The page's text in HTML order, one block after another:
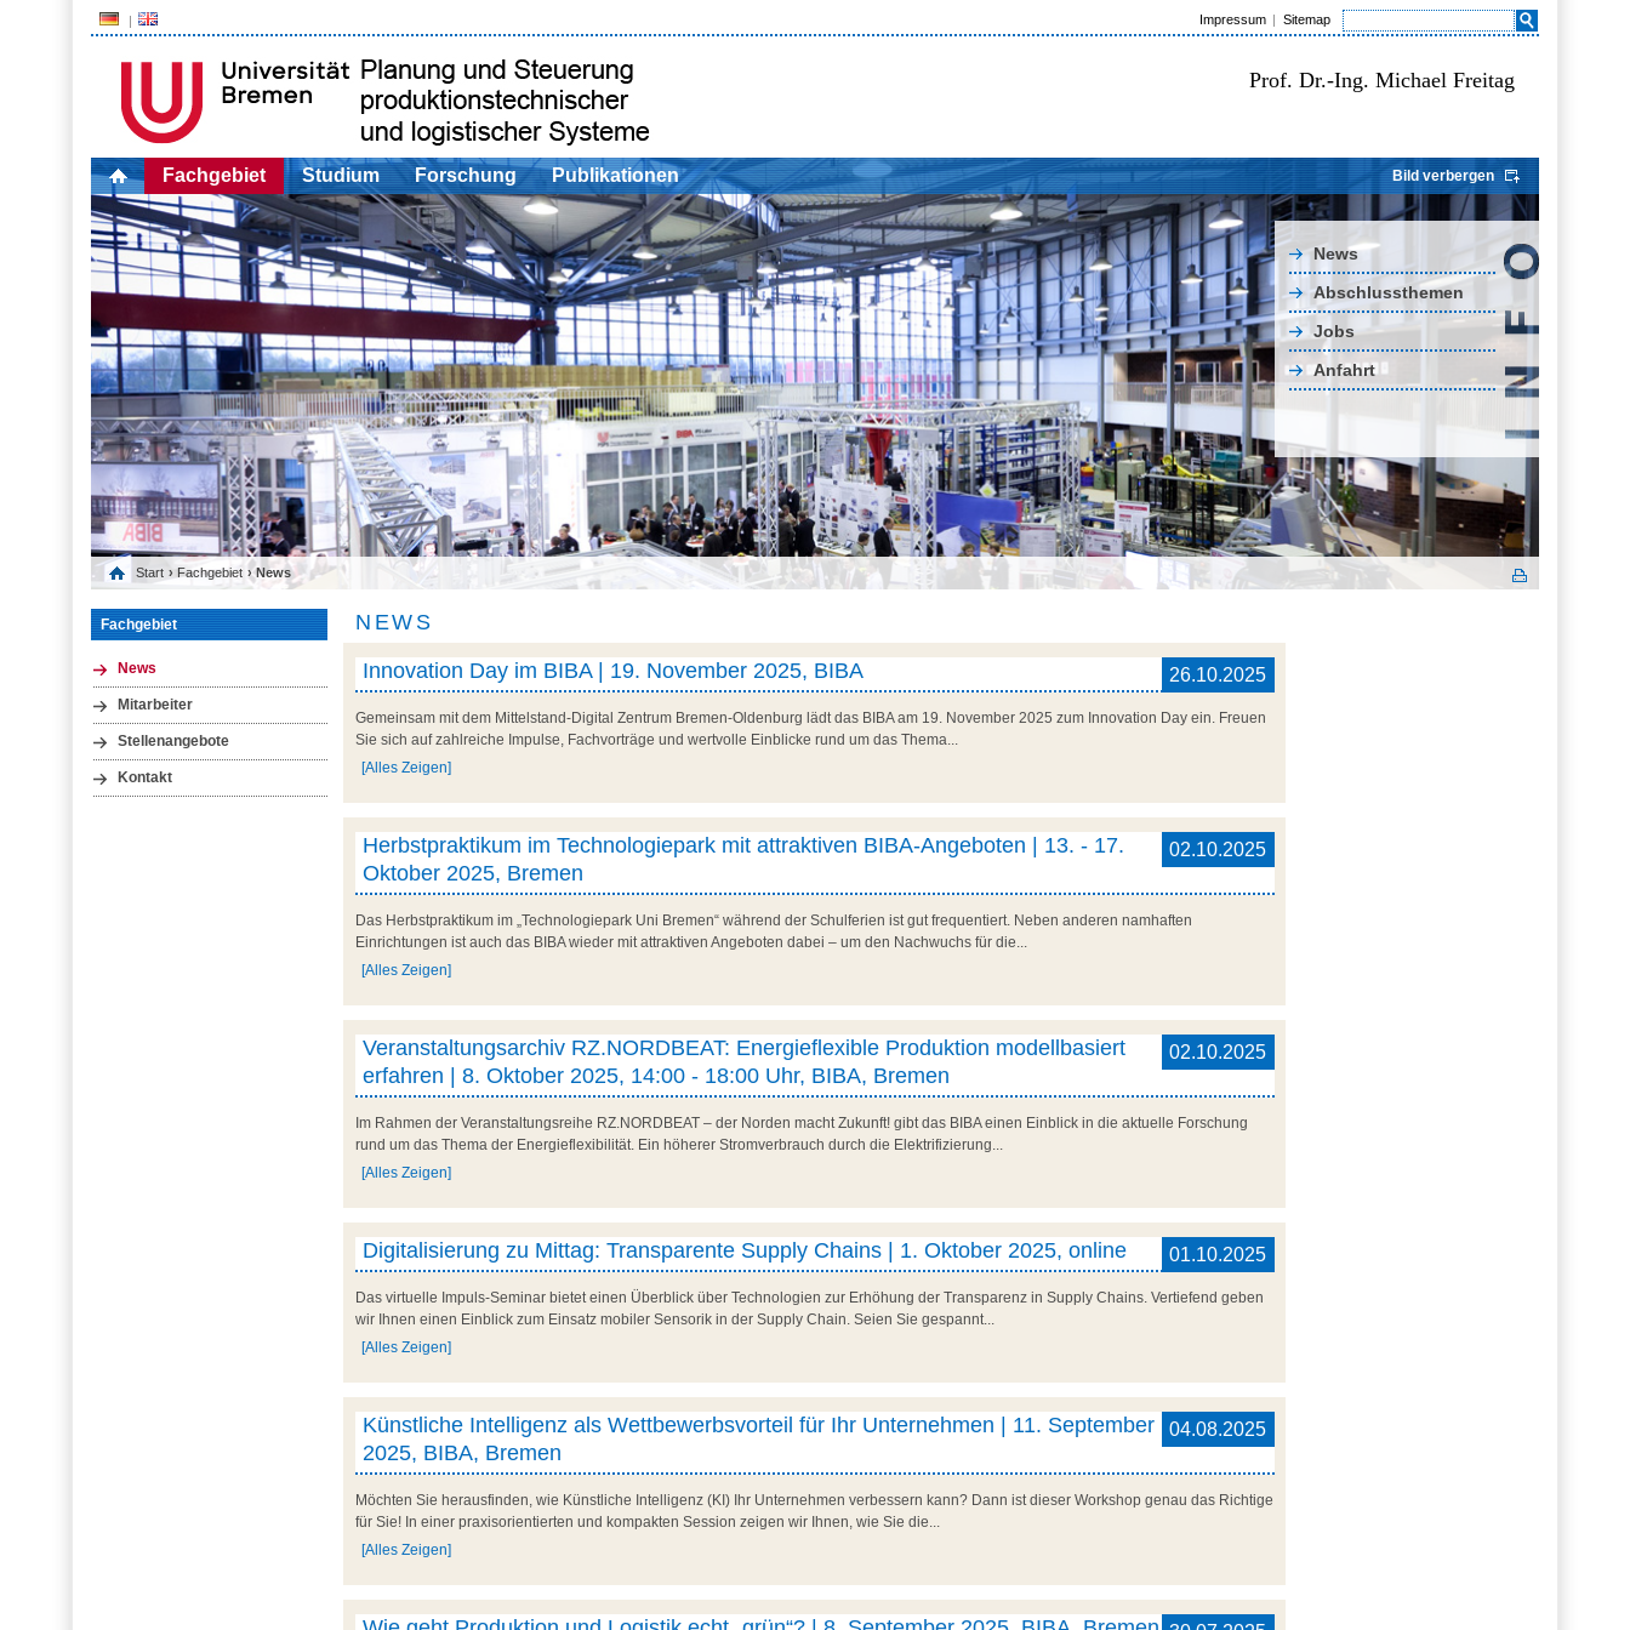
Impressum Sitemap
Prof. Dr.-Ing. Michael Freitag
Fachgebiet Studium Forschung Publikationen Bild verbergen
News
Abschlussthemen
Jobs
Anfahrt
Start › Fachgebiet › News
Fachgebiet
News
Mitarbeiter
Stellenangebote
Kontakt
NEWS
26.10.2025
Innovation Day im BIBA | 19. November 2025, BIBA
Gemeinsam mit dem Mittelstand-Digital Zentrum Bremen-Oldenburg lädt das BIBA am 19. November 2025 zum Innovation Day ein. Freuen
Sie sich auf zahlreiche Impulse, Fachvorträge und wertvolle Einblicke rund um das Thema...
[Alles Zeigen]
02.10.2025
Herbstpraktikum im Technologiepark mit attraktiven BIBA-Angeboten | 13. - 17.
Oktober 2025, Bremen
Das Herbstpraktikum im „Technologiepark Uni Bremen“ während der Schulferien ist gut frequentiert. Neben anderen namhaften
Einrichtungen ist auch das BIBA wieder mit attraktiven Angeboten dabei – um den Nachwuchs für die...
[Alles Zeigen]
02.10.2025
Veranstaltungsarchiv RZ.NORDBEAT: Energieflexible Produktion modellbasiert
erfahren | 8. Oktober 2025, 14:00 - 18:00 Uhr, BIBA, Bremen
Im Rahmen der Veranstaltungsreihe RZ.NORDBEAT – der Norden macht Zukunft! gibt das BIBA einen Einblick in die aktuelle Forschung
rund um das Thema der Energieflexibilität. Ein höherer Stromverbrauch durch die Elektrifizierung...
[Alles Zeigen]
01.10.2025
Digitalisierung zu Mittag: Transparente Supply Chains | 1. Oktober 2025, online
Das virtuelle Impuls-Seminar bietet einen Überblick über Technologien zur Erhöhung der Transparenz in Supply Chains. Vertiefend geben
wir Ihnen einen Einblick zum Einsatz mobiler Sensorik in der Supply Chain. Seien Sie gespannt...
[Alles Zeigen]
04.08.2025
Künstliche Intelligenz als Wettbewerbsvorteil für Ihr Unternehmen | 11. September
2025, BIBA, Bremen
Möchten Sie herausfinden, wie Künstliche Intelligenz (KI) Ihr Unternehmen verbessern kann? Dann ist dieser Workshop genau das Richtige
für Sie! In einer praxisorientierten und kompakten Session zeigen wir Ihnen, wie Sie die...
[Alles Zeigen]